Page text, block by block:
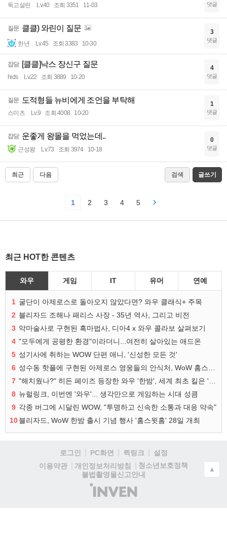
독고설린 Lv.40 조회 3351 11-03 댓글
질문 클클) 와린이 질문
한년 Lv.45 조회 3383 10-30
3
댓글
잡담 [클클]낙스 장신구 질문
hids Lv.22 조회 3889 10-20
4
댓글
질문 도적형들 뉴비에게 조언을 부탁해
스미츠 Lv.9 조회 4008 10-20
1
댓글
잡담 운좋게 왕몰을 먹었는데..
근성왕 Lv.73 조회 3974 10-18
0
댓글
최근 다음 검색 글쓰기
1 2 3 4 5
최근 HOT한 콘텐츠
와우 게임 IT 유머 연예
1 굴단이 아제로스로 돌아오지 않았다면? 와우 클래식+ 주목
2 블리자드 조해나 패리스 사장 - 35년 역사, 그리고 비전
3 악마술사로 구현된 흑마법사, 디아4 x 와우 콜라보 살펴보기
4 "모두에게 공평한 환경"이라더니...여전히 살아있는 애드온
5 성기사에 취하는 WOW 단편 애니, '신성한 모든 것'
6
7
8 뉴럴링크, 이번엔 '와우'... 생각만으로 게임하는 시대 성큼
9 각종 버그에 시달린 WOW, "투명하고 신속한 소통과 대응 약속"
10블리자드, WoW 한밤 출시 기념 행사 '홈스윗홈' 28일 개최
로그인 PC화면 퀵링크
설정
이용약관
개인정보처리방침
청소년보호정책
불법촬영물신고안내
(주)
인
▲